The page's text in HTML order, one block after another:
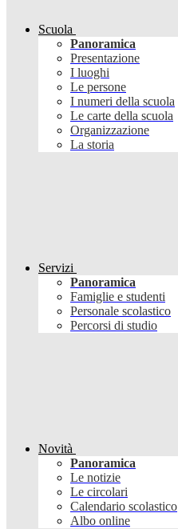
Scuola
Panoramica
Presentazione
I luoghi
Le persone
I numeri della scuola
Le carte della scuola
Organizzazione
La storia
Servizi
Panoramica
Famiglie e studenti
Personale scolastico
Percorsi di studio
Novità
Panoramica
Le notizie
Le circolari
Calendario scolastico
Albo online